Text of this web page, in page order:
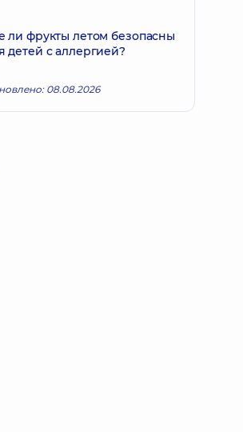
ли фрукты летом безопасны
детей с аллергией?
08.08.2026